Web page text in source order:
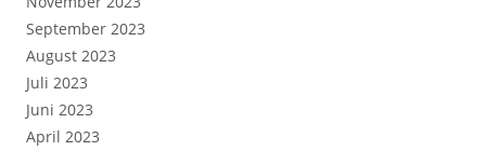
September 2023
August 2023
Juli 2023
Juni 2023
April 2023